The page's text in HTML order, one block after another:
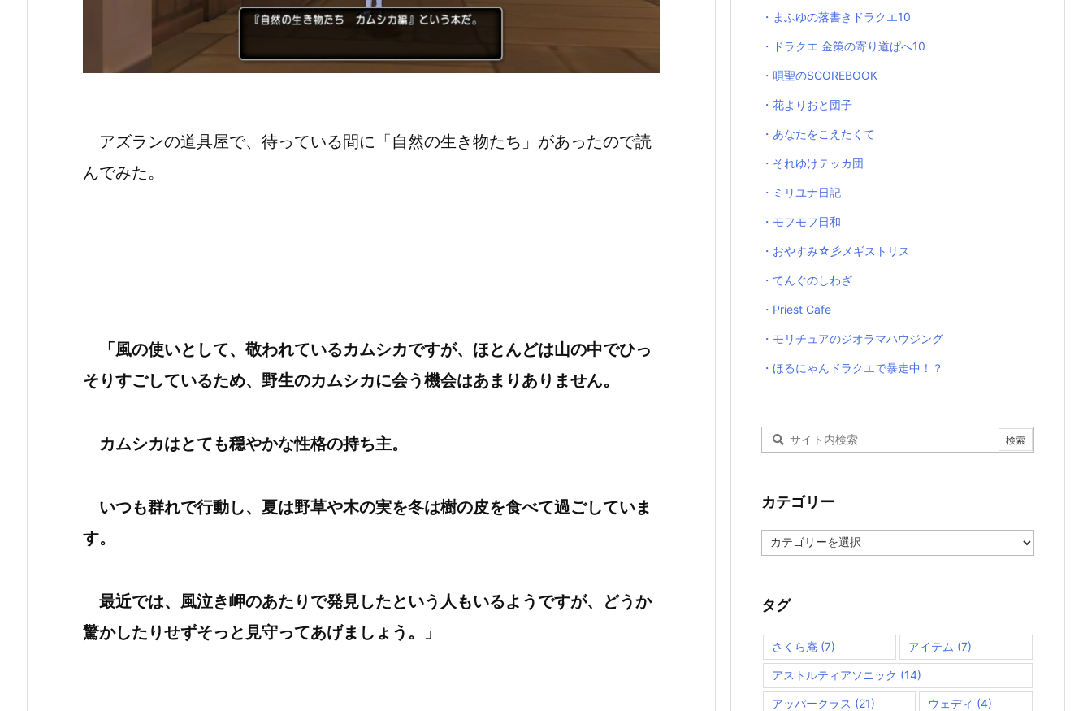
アズランの道具屋で、待っている間に「自然の生き物たち」があったので読
んでみた。
「風の使いとして、敬われているカムシカですが、ほとんどは山の中でひっ
そりすごしているため、野生のカムシカに会う機会はあまりありません。
カムシカはとても穏やかな性格の持ち主。
いつも群れで行動し、夏は野草や木の実を冬は樹の皮を食べて過ごしていま
す。
最近では、風泣き岬のあたりで発見したという人もいるようですが、どうか
驚かしたりせずそっと見守ってあげましょう。」
・まふゆの落書きドラクエ10
・ドラクエ 金策の寄り道ぱへ10
・唄聖のSCOREBOOK
・花よりおと団子
・あなたをこえたくて
・それゆけテッカ団
・ミリユナ日記
・モフモフ日和
・おやすみ☆彡メギストリス
・てんぐのしわざ
・Priest Cafe
・モリチュアのジオラマハウジング
・ほるにゃんドラクエで暴走中！？
カテゴリー
テ
ー
タグ
さくら庵 (7) アイテム (7)
アストルティアソニック (14)
アッパークラス (21) ウェディ (4)